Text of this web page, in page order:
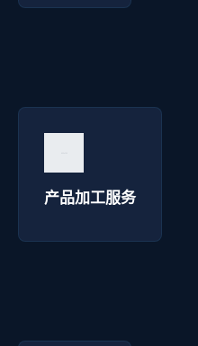
产品加工服务